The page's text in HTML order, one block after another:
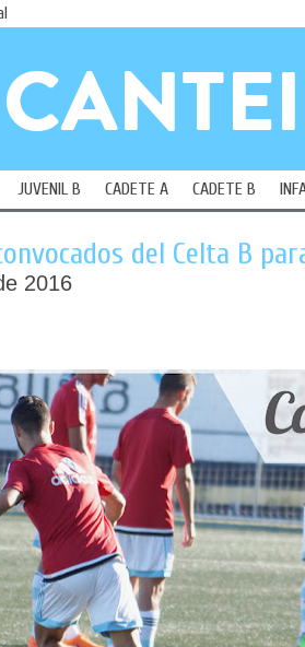
JUVENIL B CADETE A CADETE B
del Celta B
2016